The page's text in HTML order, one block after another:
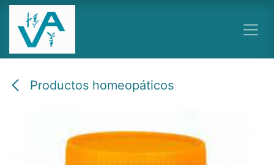
Ir al contenido
Productos homeopáticos